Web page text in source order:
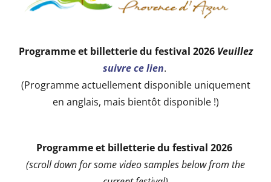
Programme et billetterie du festival 2026 Veuillez
suivre ce lien.
(Programme actuellement disponible uniquement
en anglais, mais bientôt disponible !)
Programme et billetterie du festival 2026
(scroll down for some video samples below from the